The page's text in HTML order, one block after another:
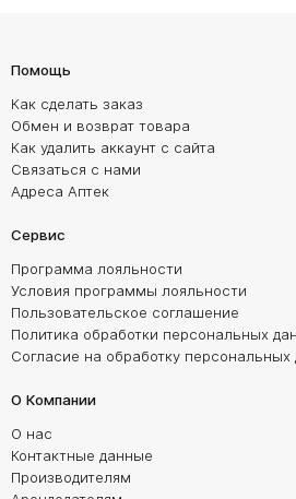
Помощь
Как сделать заказ
Обмен и возврат товара
Как удалить аккаунт с сайта
Связаться с нами
Адреса Аптек
Сервис
Программа лояльности
Условия программы лояльности
Пользовательское соглашение
Политика обработки персональных
Согласие на обработку персональных
О Компании
О нас
Контактные данные
Производителям